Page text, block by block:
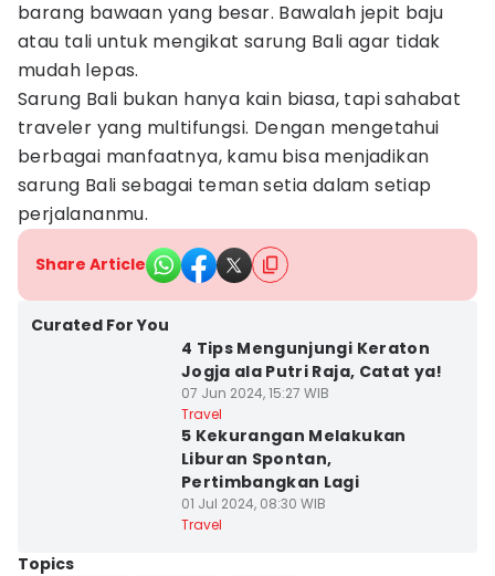
barang bawaan yang besar. Bawalah jepit baju
atau tali untuk mengikat sarung Bali agar tidak
mudah lepas.
Sarung Bali bukan hanya kain biasa, tapi sahabat
traveler yang multifungsi. Dengan mengetahui
berbagai manfaatnya, kamu bisa menjadikan
sarung Bali sebagai teman setia dalam setiap
perjalananmu.
Share Article
Curated For You
4 Tips Mengunjungi Keraton
Jogja ala Putri Raja, Catat ya!
07 Jun 2024, 15:27 WIB
Travel
5 Kekurangan Melakukan
Liburan Spontan,
Pertimbangkan Lagi
01 Jul 2024, 08:30 WIB
Travel
Topics